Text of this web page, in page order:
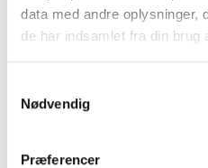
data med andre oplysninger,
de har indsamlet fra din brug
Nødvendig
Præferencer
Pedalnøgle BBB DualForce Unbraco